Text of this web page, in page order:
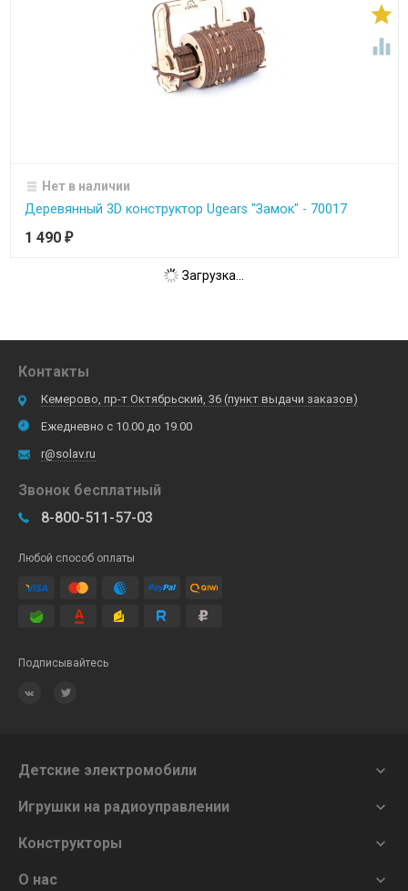


Нет в наличии
Деревянный 3D конструктор Ugears "Замок" - 70017
1 490 ₽
Загрузка...
Контакты
Кемерово, пр-т Октябрьский, 36 (пункт выдачи заказов)
Ежедневно с 10.00 до 19.00
r@solav.ru
Звонок бесплатный
8-800-511-57-03
Любой способ оплаты
Подписывайтесь
Детские электромобили 
Игрушки на радиоуправлении 
Конструкторы 
О нас 